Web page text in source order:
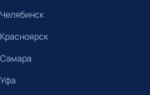
Челябинск
Красноярск
Самара
Уфа